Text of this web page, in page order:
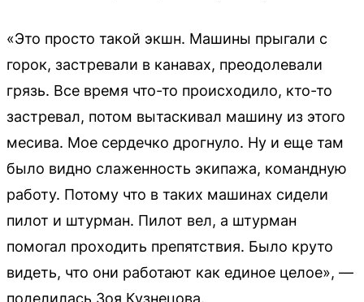
«Это просто такой экшн. Машины прыгали с
горок, застревали в канавах, преодолевали
грязь. Все время что-то происходило, кто-то
застревал, потом вытаскивал машину из этого
месива. Мое сердечко дрогнуло. Ну и еще там
было видно слаженность экипажа, командную
работу. Потому что в таких машинах сидели
пилот и штурман. Пилот вел, а штурман
помогал проходить препятствия. Было круто
видеть, что они работают как единое целое», —
поделилась Зоя Кузнецова.